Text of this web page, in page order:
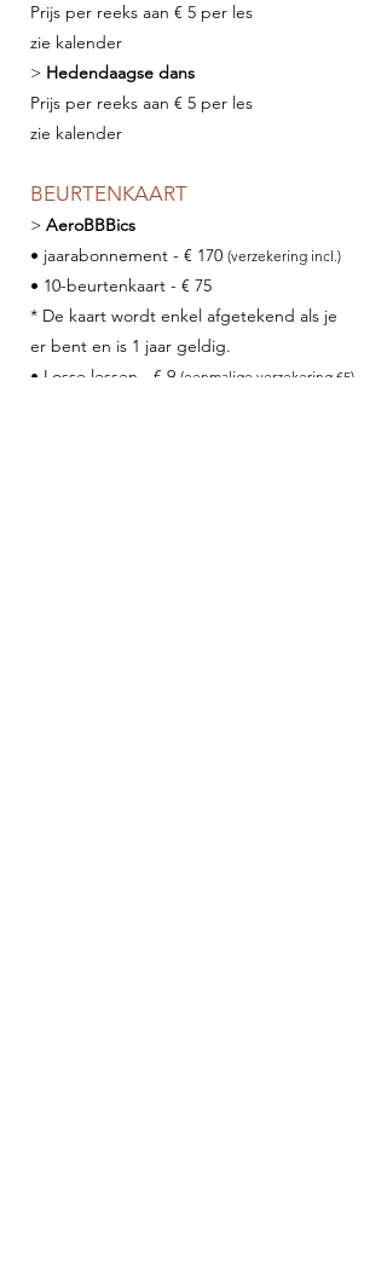
Prijs per reeks aan € 5 per les
zie kalender
> Hedendaagse dans
Prijs per reeks aan € 5 per les
zie kalender
BEURTENKAART
> AeroBBBics
• jaarabonnement - € 170 (verzekering incl.)
• 10-beurtenkaart - € 75
* De kaart wordt enkel afgetekend als je
er bent en is 1 jaar geldig.
• Losse lessen - € 9 (eenmalige verzekering €5)